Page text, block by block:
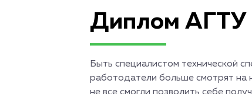
Диплом АГТУ
Быть специалистом технической
работодатели больше смотрят на